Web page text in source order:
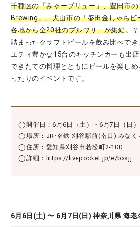
千種区の「みゃーブリュー」、豊田市の
Brewing」、犬山市の「盛田金しゃちビ
各地から全20社のブルワリーが集結。
詰まったクラフトビールを飲み比べでき
エティ豊かな15台のキッチンカーも出店
できたての料理とともにビールを楽し
ったりのイベントです。
◯開催日：6月6日（土）・6月7日（日）
◯場所：JR•名鉄 刈谷駅前(南口) みなく
◯住所：愛知県刈谷市若松町2-100
◯詳細： https://livepocket.jp/e/bxsjj
6月6日(土) 〜 6月7日(日) 神奈川県 海老